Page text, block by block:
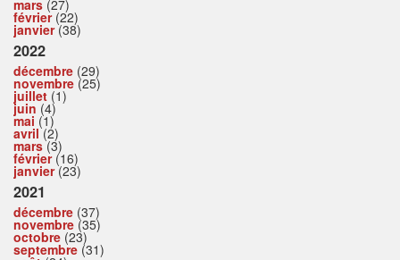
mars(27)
février(22)
janvier(38)
2022
décembre (29)
novembre (25)
juillet (1)
juin (4)
mai (1)
avril(2)
mars(3)
février(16)
janvier(23)
2021
décembre (37)
novembre (35)
octobre (23)
septembre (31)